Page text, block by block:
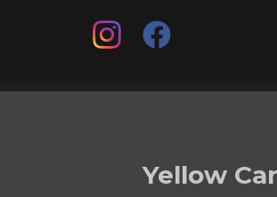
Yellow